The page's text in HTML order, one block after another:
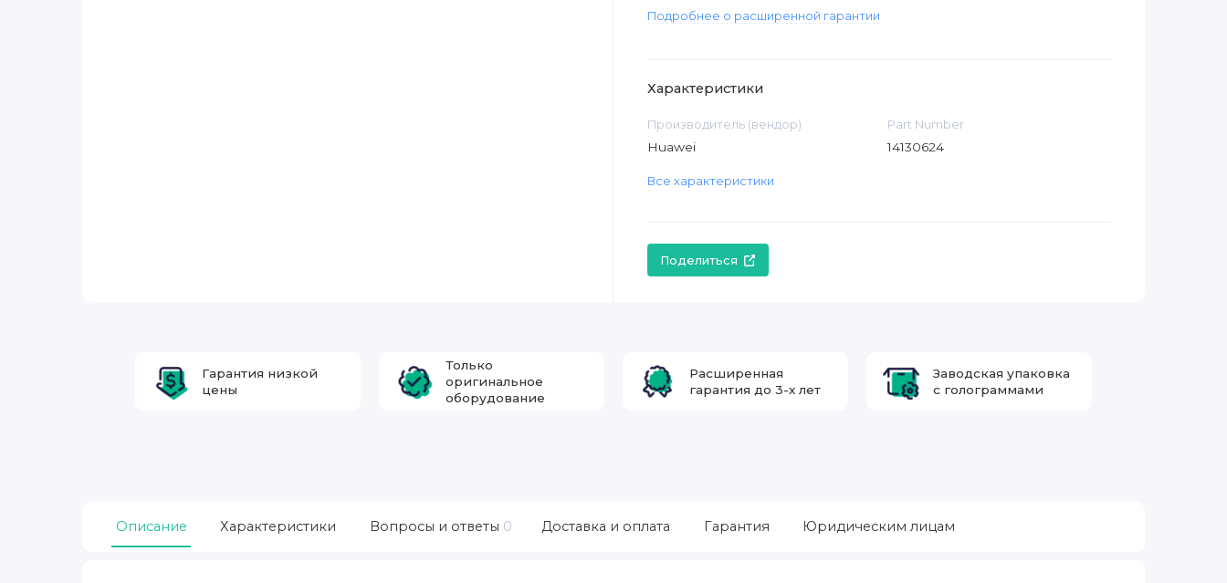
Подробнее о расширенной гарантии
Характеристики
Производитель (вендор)
Huawei
Part Number
14130624
Все характеристики
Поделиться
Гарантия низкой
цены
Только
оригинальное
оборудование
Расширенная
гарантия до 3-х лет
Заводская упаковка
с голограммами
Описание Характеристики Вопросы и ответы 0 Доставка и оплата Гарантия Юридическим лицам